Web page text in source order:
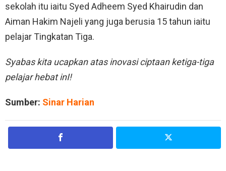
sekolah itu iaitu Syed Adheem Syed Khairudin dan
Aiman Hakim Najeli yang juga berusia 15 tahun iaitu
pelajar Tingkatan Tiga.
Syabas kita ucapkan atas inovasi ciptaan ketiga-tiga
pelajar hebat inI!
Sumber: Sinar Harian